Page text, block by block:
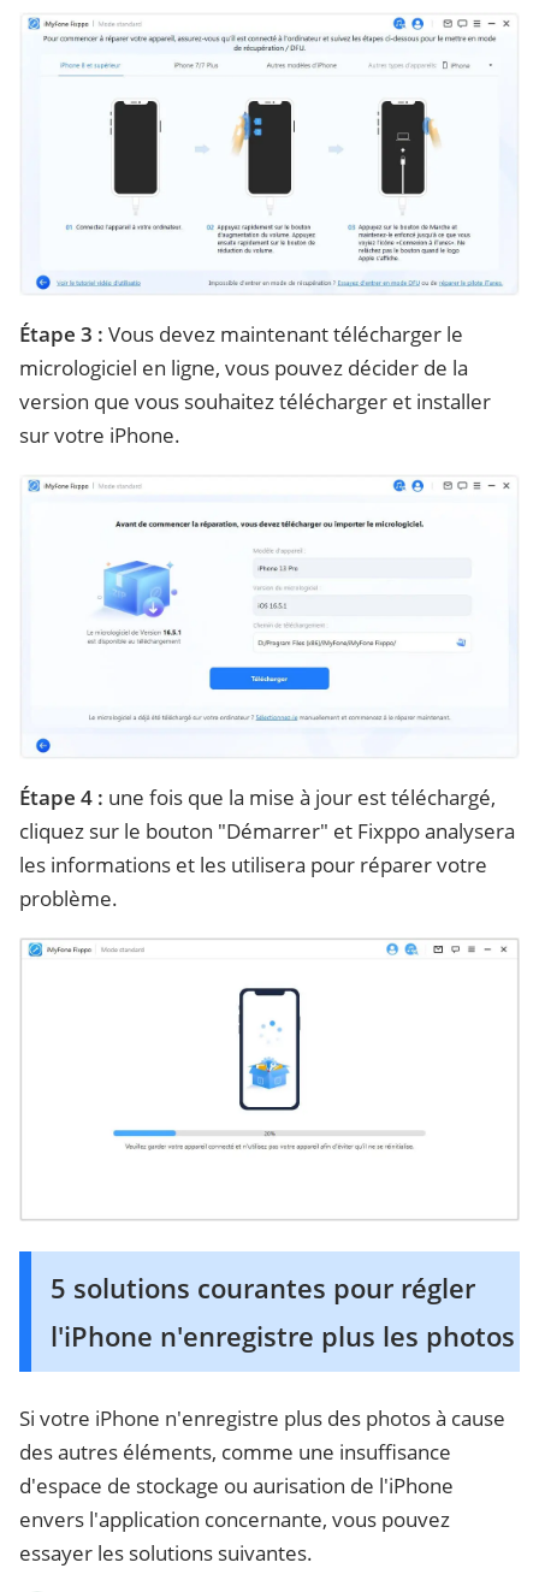
Étape 3 : Vous devez maintenant télécharger le
micrologiciel en ligne, vous pouvez décider de la
version que vous souhaitez télécharger et installer
sur votre iPhone.
Étape 4 : une fois que la mise à jour est téléchargé,
cliquez sur le bouton "Démarrer" et Fixppo analysera
les informations et les utilisera pour réparer votre
problème.
5 solutions courantes pour régler
l'iPhone n'enregistre plus les photos
Si votre iPhone n'enregistre plus des photos à cause
des autres éléments, comme une insuffisance
d'espace de stockage ou aurisation de l'iPhone
envers l'application concernante, vous pouvez
essayer les solutions suivantes.